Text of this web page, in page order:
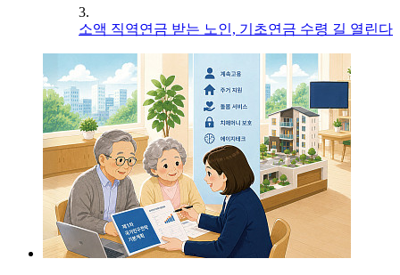
3.
소액 직역연금 받는 노인, 기초연금 수령 길 열린다